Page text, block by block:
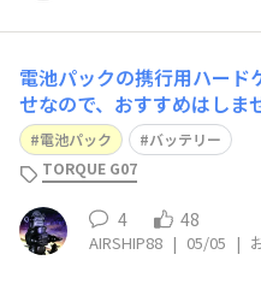
電池パックの携行用ハード
せなので、おすすめはしま
歩くわけではないですが、
うので、調達してみました
の寸法は、およそ72㎜✕54
カードの短辺とほぼ同じ
電池パック
バッテリー
TORQUE G07
4 48
AIRSHIP88 | 05/05 |